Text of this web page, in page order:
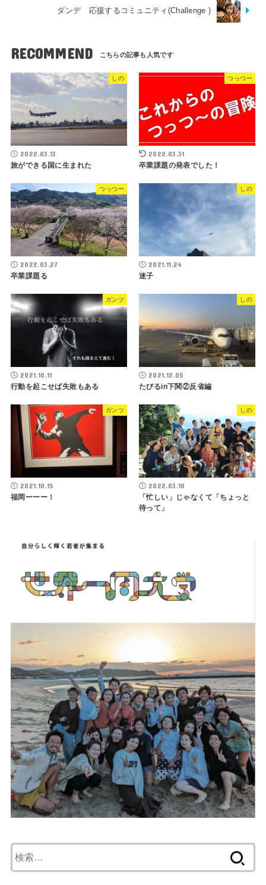
ダンデ 応援するコミュニティ(Challenge )
RECOMMEND
しの
2022.03.13
旅ができる国に生まれた
つっつー
2022.03.31
卒業課題の発表でした！
つっつー
2022.03.27
卒業課題る
しの
2021.11.24
迷子
ガンツ
2021.10.11
行動を起こせば失敗もある
しの
2021.12.05
たびるin下関②反省編
ガンツ
2021.10.15
福岡ーーー！
しの
2022.03.10
「忙しい」じゃなくて「ちょっと
待って」
索: